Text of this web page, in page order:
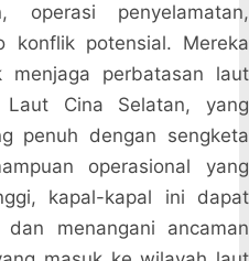
operasi penyelamatan,
konflik potensial. Mereka
menjaga perbatasan laut
Cina Selatan, yang
penuh dengan sengketa
operasional yang
kapal-kapal ini dapat
menangani ancaman